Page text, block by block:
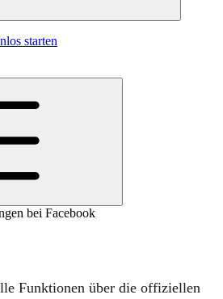
starten
bei Facebook
Funktionen über die offiziellen